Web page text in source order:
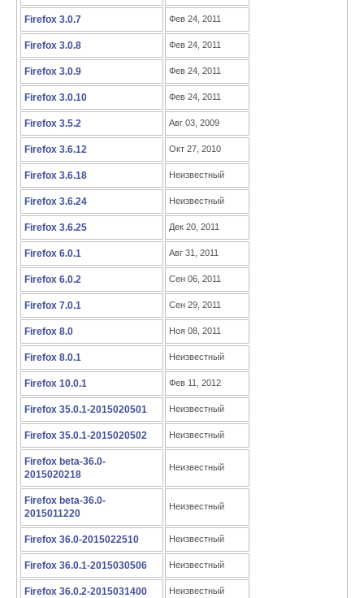
Firefox 3.0.7 Фев 24, 2011
Firefox 3.0.8 Фев 24, 2011
Firefox 3.0.9 Фев 24, 2011
Firefox 3.0.10 Фев 24, 2011
Firefox 3.5.2 Авг 03, 2009
Firefox 3.6.12 Окт 27, 2010
Firefox 3.6.18 Неизвестный
Firefox 3.6.24 Неизвестный
Firefox 3.6.25 Дек 20, 2011
Firefox 6.0.1 Авг 31, 2011
Firefox 6.0.2 Сен 06, 2011
Firefox 7.0.1 Сен 29, 2011
Firefox 8.0 Ноя 08, 2011
Firefox 8.0.1 Неизвестный
Firefox 10.0.1 Фев 11, 2012
Firefox 35.0.1-2015020501 Неизвестный
Firefox 35.0.1-2015020502 Неизвестный
Firefox beta-36.0-
2015020218
Неизвестный
Firefox beta-36.0-
2015011220
Неизвестный
Firefox 36.0-2015022510 Неизвестный
Firefox 36.0.1-2015030506 Неизвестный
Firefox 36.0.2-2015031400 Неизвестный